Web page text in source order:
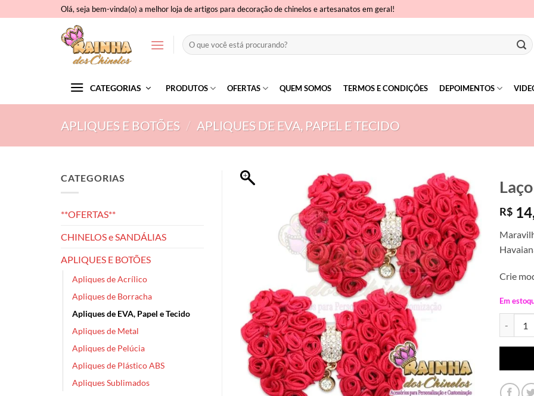
to
Olá, seja bem-vinda(o) a melhor loja de artigos para decoração de chinelos e artesanatos em geral!
Pesquisar
por:
CATEGORIAS PRODUTOS OFERTAS QUEM SOMOS TERMOS E CONDIÇÕES DEPOIMENTOS
APLIQUES E BOTÕES / APLIQUES DE EVA, PAPEL E TECIDO
CATEGORIAS
**OFERTAS**
CHINELOS e SANDÁLIAS
APLIQUES E BOTÕES
Apliques de Acrílico
Apliques de Borracha
Apliques de EVA, Papel e Tecido
Apliques de Metal
Apliques de Pelúcia
Apliques de Plástico ABS
Apliques Sublimados
R$
Crie
Em